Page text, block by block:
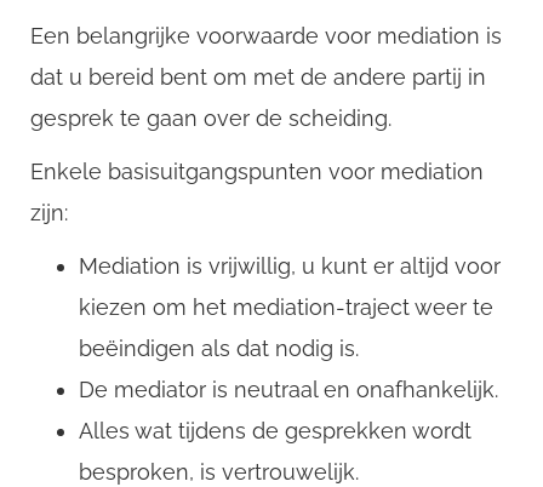
Een belangrijke voorwaarde voor mediation is
dat u bereid bent om met de andere partij in
gesprek te gaan over de scheiding.
Enkele basisuitgangspunten voor mediation
zijn:
Mediation is vrijwillig, u kunt er altijd voor
kiezen om het mediation-traject weer te
beëindigen als dat nodig is.
De mediator is neutraal en onafhankelijk.
Alles wat tijdens de gesprekken wordt
besproken, is vertrouwelijk.